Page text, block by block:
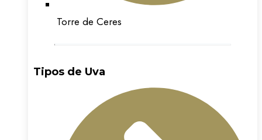
Torre de Ceres
Tipos de Uva